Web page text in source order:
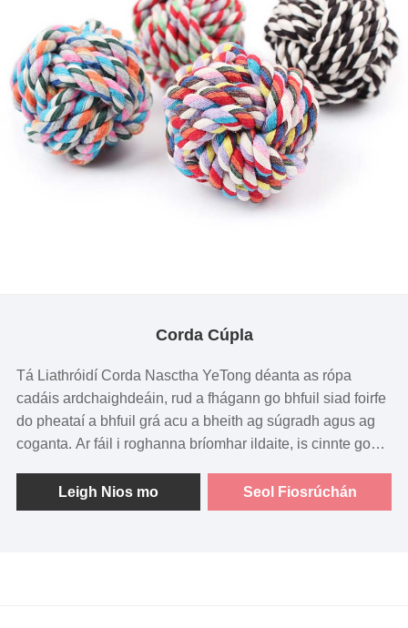
Corda Cúpla
Tá Liathróidí Corda Nasctha YeTong déanta as rópa
cadáis ardchaighdeáin, rud a fhágann go bhfuil siad foirfe
do pheataí a bhfuil grá acu a bheith ag súgradh agus ag
coganta. Ar fáil i roghanna bríomhar ildaite, is cinnte go
agus go gcoimeádfaidh siad siamsaíocht orthu ar feadh
uaireanta. Cibé an bhfuil sé le haghaidh oiliúna, ag imirt
Leigh Nios mo Seol Fiosrúchán